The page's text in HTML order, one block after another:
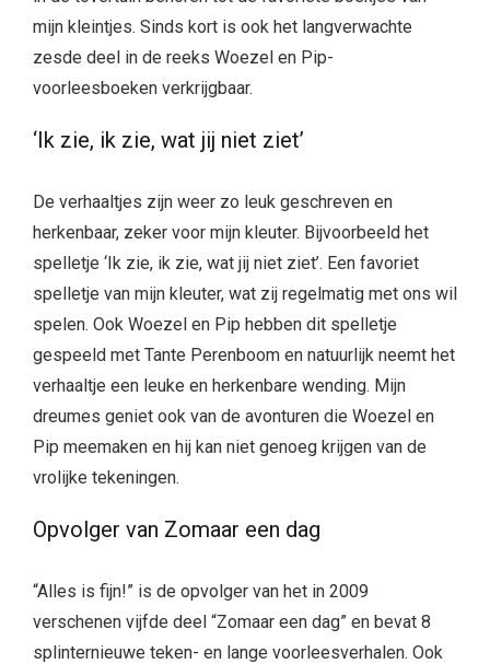
mijn kleintjes. Sinds kort is ook het langverwachte
zesde deel in de reeks Woezel en Pip-
voorleesboeken verkrijgbaar.
‘Ik zie, ik zie, wat jij niet ziet’
De verhaaltjes zijn weer zo leuk geschreven en
herkenbaar, zeker voor mijn kleuter. Bijvoorbeeld het
spelletje ‘Ik zie, ik zie, wat jij niet ziet’. Een favoriet
spelletje van mijn kleuter, wat zij regelmatig met ons wil
spelen. Ook Woezel en Pip hebben dit spelletje
gespeeld met Tante Perenboom en natuurlijk neemt het
verhaaltje een leuke en herkenbare wending. Mijn
dreumes geniet ook van de avonturen die Woezel en
Pip meemaken en hij kan niet genoeg krijgen van de
vrolijke tekeningen.
Opvolger van Zomaar een dag
“Alles is fijn!” is de opvolger van het in 2009
verschenen vijfde deel “Zomaar een dag” en bevat 8
splinternieuwe teken- en lange voorleesverhalen. Ook